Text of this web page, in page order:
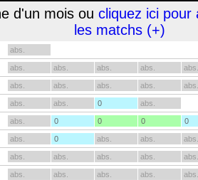
d'un mois ou cliquez ici pour
les matchs (+)
abs.
abs. abs. abs. abs. abs.
abs. abs. abs. abs. abs.
abs. abs. 0 abs.
abs. 0 0 0 0
abs. 0 abs. abs. abs.
abs. abs. abs. abs. abs.
abs. abs. abs. abs. abs.